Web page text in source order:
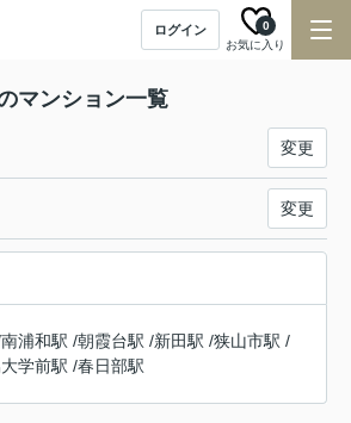
ログイン
お気に入り
0
マンション一覧
変更
変更
南浦和駅 /朝霞台駅 /新田駅 /狭山市駅 /
学前駅 /春日部駅